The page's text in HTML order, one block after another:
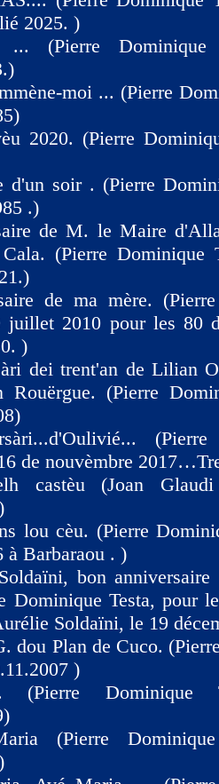
2025. )
... (Pierre Dominique
moi ... (Pierre
2020. (Pierre
d'un soir . (Pierre
.)
de M. le Maire
(Pierre Dominique
de ma mère.
juillet 2010 pour les 80
)
dei trent'an de Lilian
Rouërgue. (Pierre
de nouvèmbre
castèu (Joan
lou cèu. (Pierre
à Barbaraou . )
bon
Dominique Testa, pour
Soldaïni, le 19
dou Plan de Cuco.
)
(Pierre Dominique
(Pierre